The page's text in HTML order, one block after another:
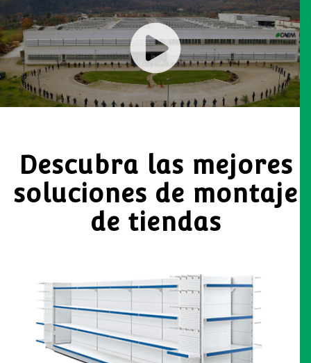
Descubra las mejores
soluciones de montaje
de tiendas